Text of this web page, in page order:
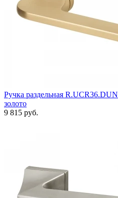
Ручка раздельная
золото
9 815 руб.